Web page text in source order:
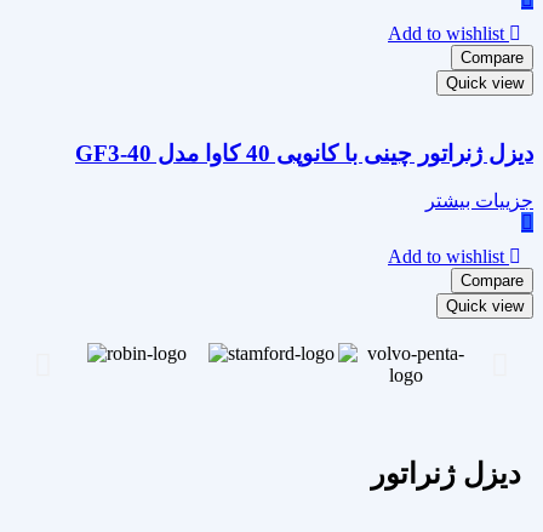
Add to wishlist
Compare
Quick view
دیزل ژنراتور چینی با کانوپی 40 کاوا مدل GF3-40
جزییات بیشتر
Add to wishlist
Compare
Quick view
دیزل ژنراتور